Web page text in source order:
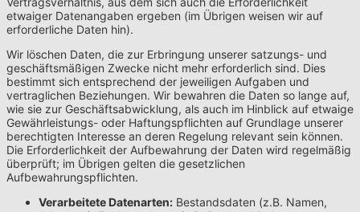
etwaiger Datenangaben ergeben (im Übrigen weisen wir auf
erforderliche Daten hin).
Wir löschen Daten, die zur Erbringung unserer satzungs- und
geschäftsmäßigen Zwecke nicht mehr erforderlich sind. Dies
bestimmt sich entsprechend der jeweiligen Aufgaben und
vertraglichen Beziehungen. Wir bewahren die Daten so lange auf,
wie sie zur Geschäftsabwicklung, als auch im Hinblick auf etwaige
Gewährleistungs- oder Haftungspflichten auf Grundlage unserer
berechtigten Interesse an deren Regelung relevant sein können.
Die Erforderlichkeit der Aufbewahrung der Daten wird regelmäßig
überprüft; im Übrigen gelten die gesetzlichen
Aufbewahrungspflichten.
Verarbeitete Datenarten: Bestandsdaten (z.B. Namen,